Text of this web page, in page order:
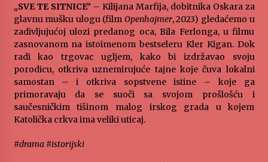
Specijalna projekcija filma „Sportsko srce“ uz
gostovanje glumačke ekipe u Cineplexx Niš
bioskopu. Petak, 13, mart od 19.30 časova
5 months ago
„SVE TE SITNICE” – Kilijana Marfija, dobitnika Oskara za
glavnu mušku ulogu (film Openhajmer, 2023) gledaćemo u
zadivljujućoj ulozi predanog oca, Bila Ferlonga, u filmu
zasnovanom na istoimenom bestseleru Kler Kigan. Dok
radi kao trgovac ugljem, kako bi izdržavao svoju
porodicu, otkriva uznemirujuće tajne koje čuva lokalni
samostan – i otkriva sopstvene istine – koje ga
primoravaju da se suoči sa svojom prošlošću i
saučesničkim tišinom malog irskog grada u kojem
Katolička crkva ima veliki uticaj.
#drama #istorijski